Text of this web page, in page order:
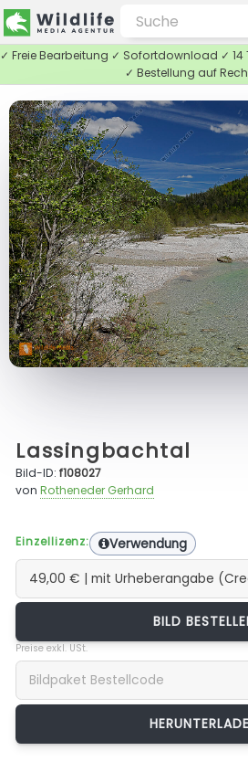
✓ Freie Bearbeitung ✓ Sofortdownload ✓
✓ Bestellung auf
Lassingbachtal
Bild-ID:f108027
vonRotheneder Gerhard
Einzellizenz: Verwendung
BILD
Preise exkl. USt.